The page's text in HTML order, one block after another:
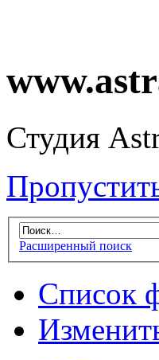
Студия
Расширенный поиск
Список